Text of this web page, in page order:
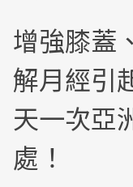
增強膝蓋
解月經引
天一次亞
處！